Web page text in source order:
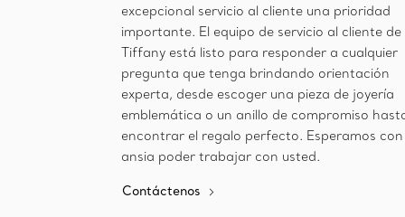
excepcional servicio al cliente una prioridad
importante. El equipo de servicio al cliente de
Tiffany está listo para responder a cualquier
pregunta que tenga brindando orientación
experta, desde escoger una pieza de joyería
emblemática o un anillo de compromiso
encontrar el regalo perfecto. Esperamos con
ansia poder trabajar con usted.
Contáctenos